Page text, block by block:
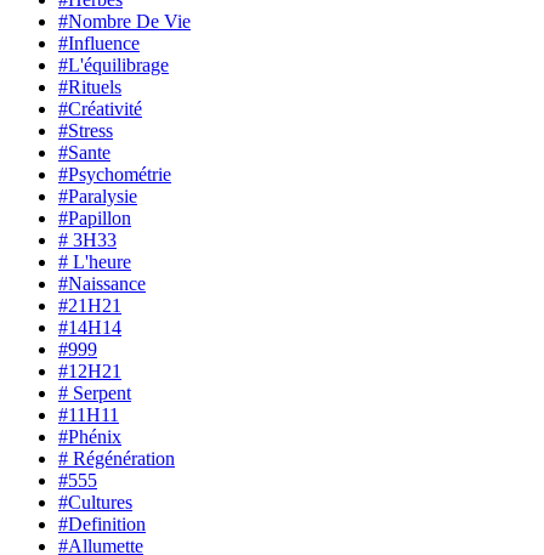
#Nombre De Vie
#Influence
#L'équilibrage
#Rituels
#Créativité
#Stress
#Sante
#Psychométrie
#Paralysie
#Papillon
# 3H33
# L'heure
#Naissance
#21H21
#14H14
#999
#12H21
# Serpent
#11H11
#Phénix
# Régénération
#555
#Cultures
#Definition
#Allumette